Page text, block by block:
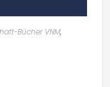
Bücher VNM,